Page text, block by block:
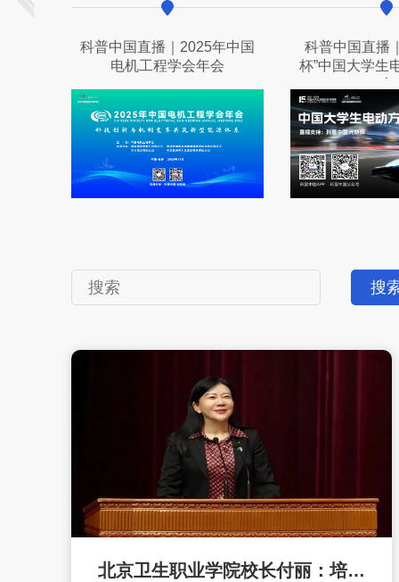
科普中国直播｜2025年中国
电机工程学会年会
科普中国直播｜2025“
杯”中国大学生电动方程
北京卫生职业学院校长付丽：培育大爱无疆的医者精神